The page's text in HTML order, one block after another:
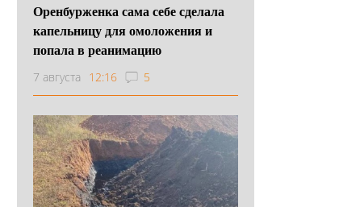
Оренбурженка сама себе сделала
капельницу для омоложения и
попала в реанимацию
7 августа 12:16 5